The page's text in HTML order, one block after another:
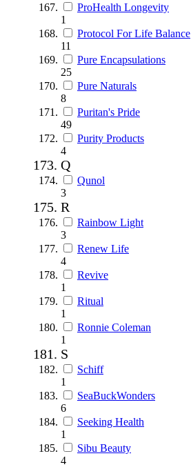
ProHealth Longevity
1
Protocol For Life Balance
11
Pure Encapsulations
25
Pure Naturals
8
Puritan's Pride
49
Purity Products
4
Q
Qunol
3
R
Rainbow Light
3
Renew Life
4
Revive
1
Ritual
1
Ronnie Coleman
1
S
Schiff
1
SeaBuckWonders
6
Seeking Health
1
Sibu Beauty
4